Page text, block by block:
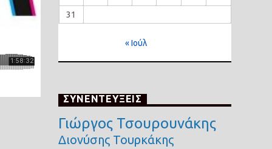
31
« Ιούλ
ΣΥΝΕΝΤΕΥΞΕΙΣ
Γιώργος Τσουρουνάκης
Διονύσης Τουρκάκης